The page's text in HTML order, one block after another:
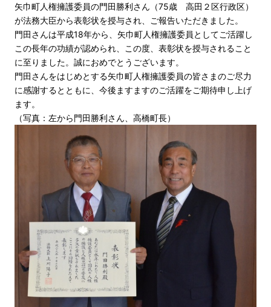
矢巾町人権擁護委員の門田勝利さん（75歳 高田２区行政区）
が法務大臣から表彰状を授与され、ご報告いただきました。
門田さんは平成18年から、矢巾町人権擁護委員としてご活躍し
この長年の功績が認められ、この度、表彰状を授与されること
に至りました。誠におめでとうございます。
門田さんをはじめとする矢巾町人権擁護委員の皆さまのご尽力
に感謝するとともに、今後ますますのご活躍をご期待申し上げ
ます。
（写真：左から門田勝利さん、高橋町長）